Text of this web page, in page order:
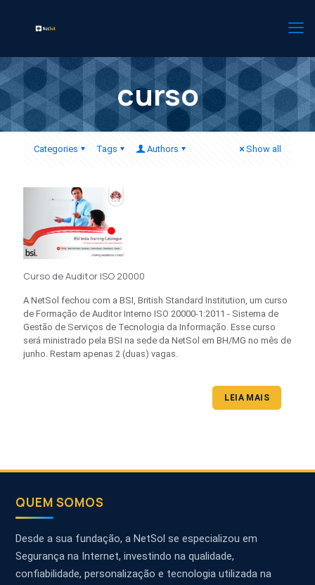
curso
Categories Tags Authors Show all
Curso de Auditor ISO 20000
A NetSol fechou com a BSI, British Standard Institution, um curso
de Formação de Auditor Interno ISO 20000-1:2011 - Sistema de
Gestão de Serviços de Tecnologia da Informação. Esse curso
será ministrado pela BSI na sede da NetSol em BH/MG no mês de
junho. Restam apenas 2 (duas) vagas.
LEIA MAIS
QUEM SOMOS
Desde a sua fundação, a NetSol se especializou em
Segurança na Internet, investindo na qualidade,
confiabilidade, personalização e tecnologia utilizada na